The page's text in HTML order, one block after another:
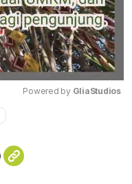
Powered by GliaStudios